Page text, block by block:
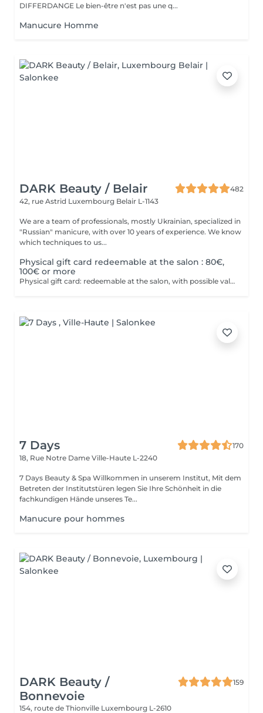
DIFFERDANGE Le bien-être n'est pas une q...
Manucure Homme
DARK Beauty / Belair
482
42, rue Astrid Luxembourg Belair L-1143
We are a team of professionals, mostly Ukrainian, specialized in
"Russian" manicure, with over 10 years of experience. We know
which techniques to us...
Physical gift card redeemable at the salon : 80€,
100€ or more
Physical gift card: redeemable at the salon, with possible values of 80€, 100€, or more than 100€. Electronic gift card: redeemable via email, with any value of your choice, available for purchase here on this website. Our gift vouchers are valid for all our services and can be used multiple times.
7 Days
170
18, Rue Notre Dame Ville-Haute L-2240
7 Days Beauty & Spa Willkommen in unserem Institut, Mit dem
Betreten der Institutstüren legen Sie Ihre Schönheit in die
fachkundigen Hände unseres Te...
Manucure pour hommes
DARK Beauty /
Bonnevoie
159
154, route de Thionville Luxembourg L-2610